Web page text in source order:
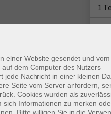
1
vhs
einer Website gesendet und
dem Computer des Nutzers
jede Nachricht in einer kleinen
Seite vom Server anfordern,
Cookies wurden als
sich Informationen zu merken
Bitte willigen Sie in die